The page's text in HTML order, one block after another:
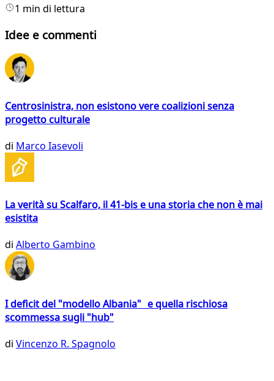
1 min di lettura
Idee e commenti
Centrosinistra, non esistono vere coalizioni senza
progetto culturale
di Marco Iasevoli
La verità su Scalfaro, il 41-bis e una storia che non è mai
esistita
di Alberto Gambino
I deficit del "modello Albania" e quella rischiosa
scommessa sugli "hub"
di Vincenzo R. Spagnolo